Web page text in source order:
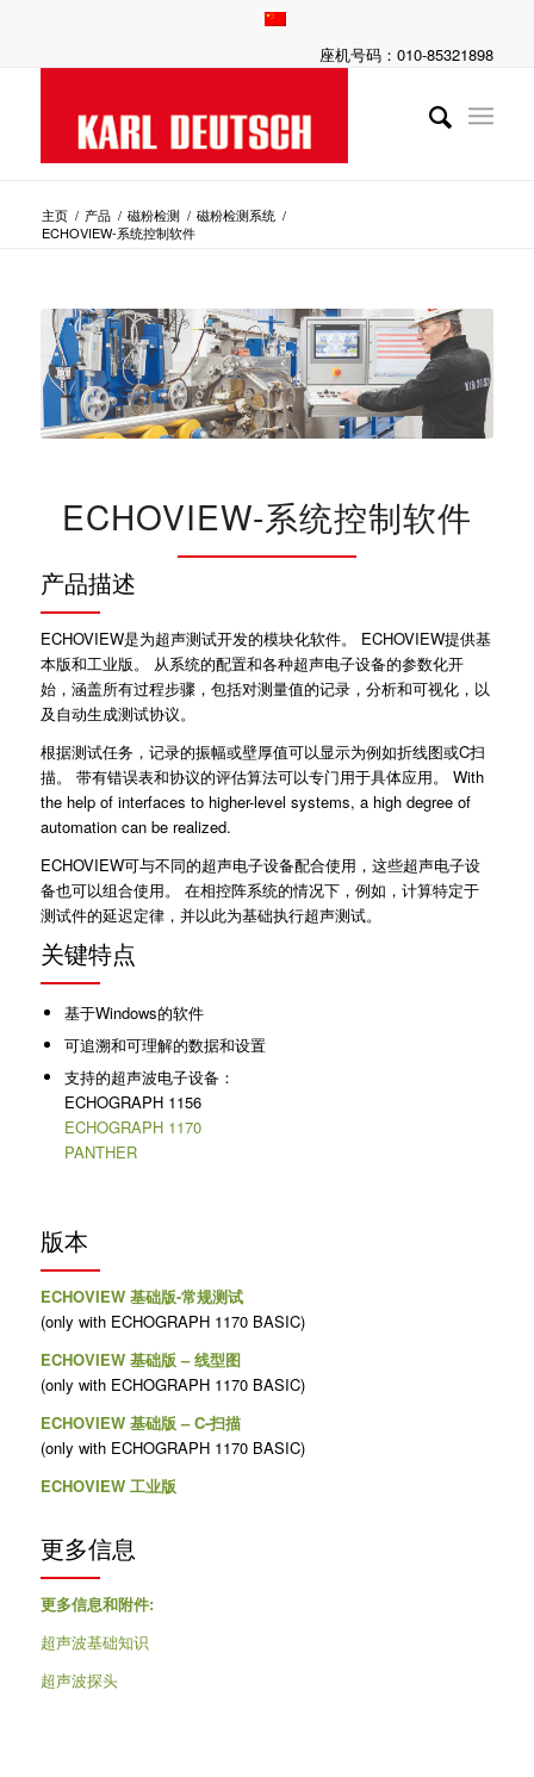
座机号码：010-85321898
主页 / 产品 / 磁粉检测 / 磁粉检测系统 /
ECHOVIEW-系统控制软件
ECHOVIEW-系统控制软件
产品描述
ECHOVIEW是为超声测试开发的模块化软件。 ECHOVIEW提供基
本版和工业版。 从系统的配置和各种超声电子设备的参数化开
始，涵盖所有过程步骤，包括对测量值的记录，分析和可视化，以
及自动生成测试协议。
根据测试任务，记录的振幅或壁厚值可以显示为例如折线图或C扫
描。 带有错误表和协议的评估算法可以专门用于具体应用。 With
the help of interfaces to higher-level systems, a high degree of
automation can be realized.
ECHOVIEW可与不同的超声电子设备配合使用，这些超声电子设
备也可以组合使用。 在相控阵系统的情况下，例如，计算特定于
测试件的延迟定律，并以此为基础执行超声测试。
关键特点
基于Windows的软件
可追溯和可理解的数据和设置
支持的超声波电子设备：
ECHOGRAPH 1156
ECHOGRAPH 1170
PANTHER
版本
ECHOVIEW 基础版-常规测试
(only with ECHOGRAPH 1170 BASIC)
ECHOVIEW 基础版 – 线型图
(only with ECHOGRAPH 1170 BASIC)
ECHOVIEW 基础版 – C-扫描
(only with ECHOGRAPH 1170 BASIC)
ECHOVIEW 工业版
更多信息
更多信息和附件:
超声波基础知识
超声波探头